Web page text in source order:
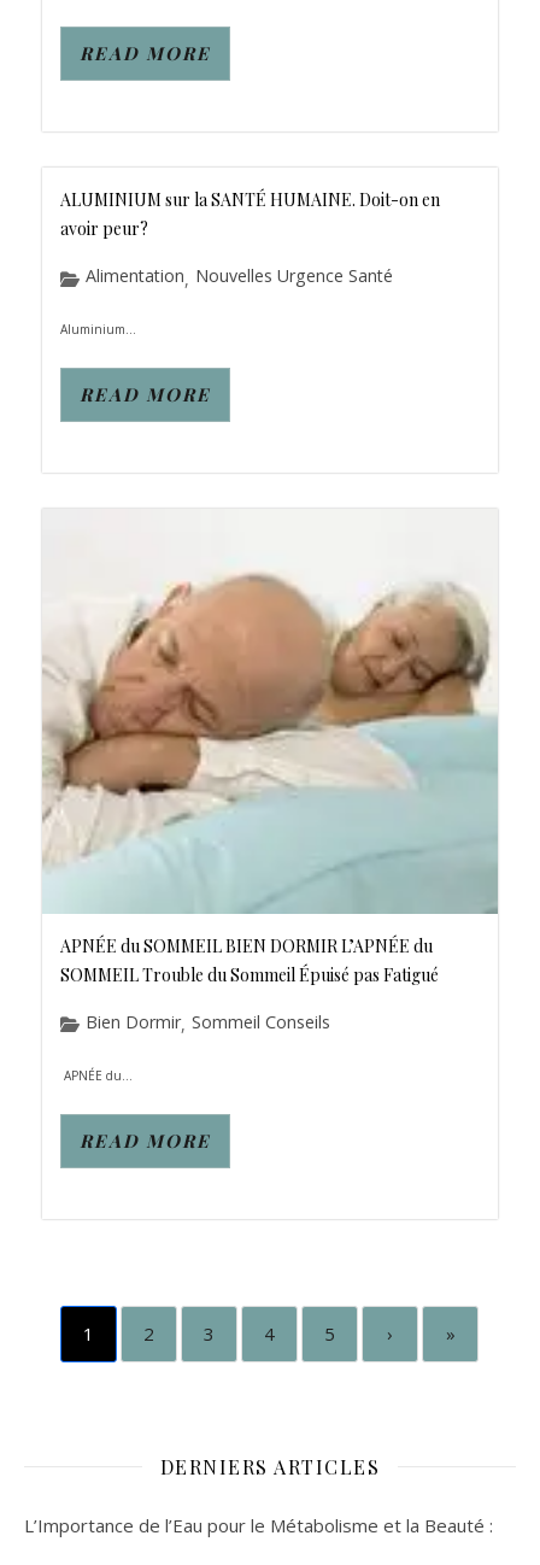
READ MORE
ALUMINIUM sur la SANTÉ HUMAINE. Doit-on en
avoir peur?
Alimentation, Nouvelles Urgence Santé
Aluminium...
READ MORE
APNÉE du SOMMEIL BIEN DORMIR L’APNÉE du
SOMMEIL Trouble du Sommeil Épuisé pas Fatigué
Bien Dormir, Sommeil Conseils
APNÉE du...
READ MORE
1 2 3 4 5 › »
DERNIERS ARTICLES
L’Importance de l’Eau pour le Métabolisme et la Beauté :